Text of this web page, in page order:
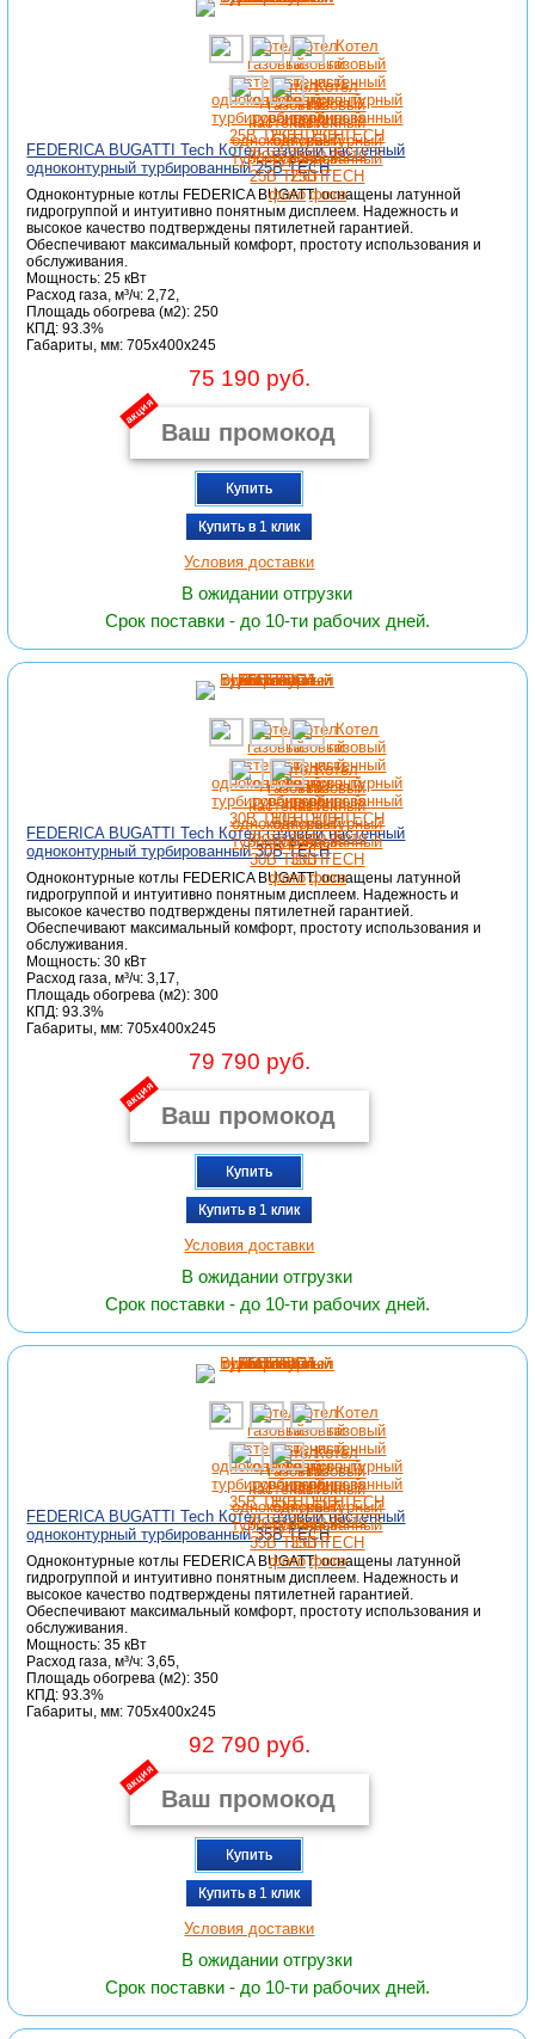
FEDERICA BUGATTI Tech Котел газовый настенный
одноконтурный турбированный 25B TECH
Одноконтурные котлы FEDERICA BUGATTI оснащены латунной
гидрогруппой и интуитивно понятным дисплеем. Надежность и
высокое качество подтверждены пятилетней гарантией.
Обеспечивают максимальный комфорт, простоту использования и
обслуживания.
Мощность: 25 кВт
Расход газа, м³/ч: 2,72,
Площадь обогрева (м2): 250
КПД: 93.3%
Габариты, мм: 705x400x245
75 190 руб.
акция
Купить
Купить в 1 клик
Условия доставки
В ожидании отгрузки
Срок поставки - до 10-ти рабочих дней.
FEDERICA BUGATTI Tech Котел газовый настенный
одноконтурный турбированный 30B TECH
Одноконтурные котлы FEDERICA BUGATTI оснащены латунной
гидрогруппой и интуитивно понятным дисплеем. Надежность и
высокое качество подтверждены пятилетней гарантией.
Обеспечивают максимальный комфорт, простоту использования и
обслуживания.
Мощность: 30 кВт
Расход газа, м³/ч: 3,17,
Площадь обогрева (м2): 300
КПД: 93.3%
Габариты, мм: 705x400x245
79 790 руб.
акция
Купить
Купить в 1 клик
Условия доставки
В ожидании отгрузки
Срок поставки - до 10-ти рабочих дней.
FEDERICA BUGATTI Tech Котел газовый настенный
одноконтурный турбированный 35B TECH
Одноконтурные котлы FEDERICA BUGATTI оснащены латунной
гидрогруппой и интуитивно понятным дисплеем. Надежность и
высокое качество подтверждены пятилетней гарантией.
Обеспечивают максимальный комфорт, простоту использования и
обслуживания.
Мощность: 35 кВт
Расход газа, м³/ч: 3,65,
Площадь обогрева (м2): 350
КПД: 93.3%
Габариты, мм: 705x400x245
92 790 руб.
акция
Купить
Купить в 1 клик
Условия доставки
В ожидании отгрузки
Срок поставки - до 10-ти рабочих дней.